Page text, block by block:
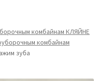
комбайнам КЛЯЙНЕ
комбайнам
зуба